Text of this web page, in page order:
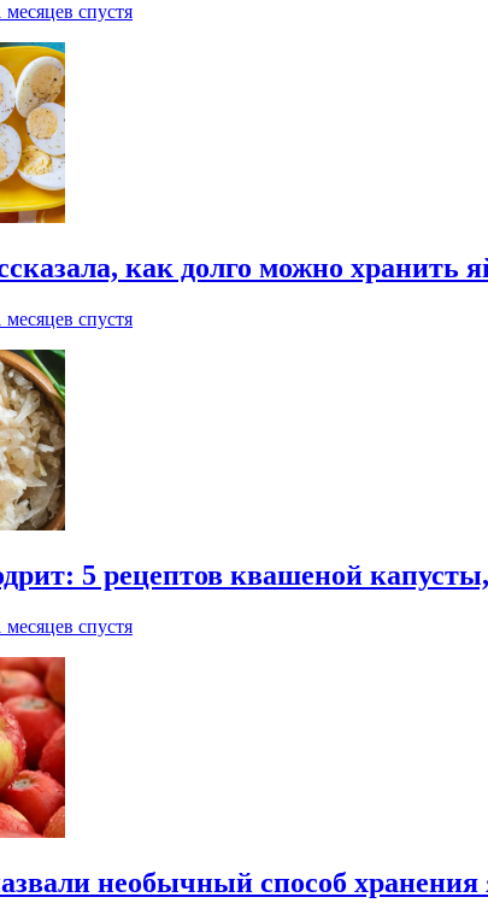
месяцев спустя
как долго можно хранить
месяцев спустя
5 рецептов квашеной
месяцев спустя
необычный способ хранения